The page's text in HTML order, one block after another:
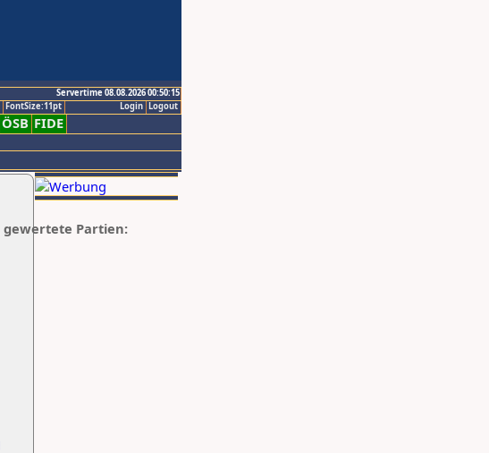
Servertime 08.08.2026 00:50:15
Logout
Login
FontSize:11pt
ÖSB FIDE
gewertete Partien: